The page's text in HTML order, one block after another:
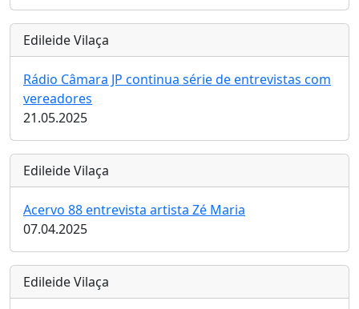
Edileide Vilaça
Rádio Câmara JP continua série de entrevistas com
vereadores
21.05.2025
Edileide Vilaça
Acervo 88 entrevista artista Zé Maria
07.04.2025
Edileide Vilaça